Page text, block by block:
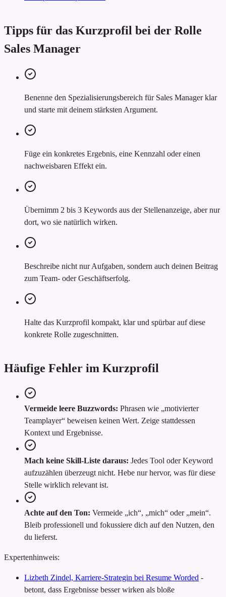
Tipps für das Kurzprofil bei der Rolle
Sales Manager
Benenne den Spezialisierungsbereich für Sales Manager klar
und starte mit deinem stärksten Argument.
Füge ein konkretes Ergebnis, eine Kennzahl oder einen
nachweisbaren Effekt ein.
Übernimm 2 bis 3 Keywords aus der Stellenanzeige, aber nur
dort, wo sie natürlich wirken.
Beschreibe nicht nur Aufgaben, sondern auch deinen Beitrag
zum Team- oder Geschäftserfolg.
Halte das Kurzprofil kompakt, klar und spürbar auf diese
konkrete Rolle zugeschnitten.
Häufige Fehler im Kurzprofil
Vermeide leere Buzzwords: Phrasen wie „motivierter
Teamplayer“ beweisen keinen Wert. Zeige stattdessen
Kontext und Ergebnisse.
Mach keine Skill-Liste daraus: Jedes Tool oder Keyword
aufzuzählen überzeugt nicht. Hebe nur hervor, was für diese
Stelle wirklich relevant ist.
Achte auf den Ton: Vermeide „ich“, „mich“ oder „mein“.
Bleib professionell und fokussiere dich auf den Nutzen, den
du lieferst.
Expertenhinweis:
Lizbeth Zindel, Karriere-Strategin bei Resume Worded -
betont, dass Ergebnisse besser wirken als bloße